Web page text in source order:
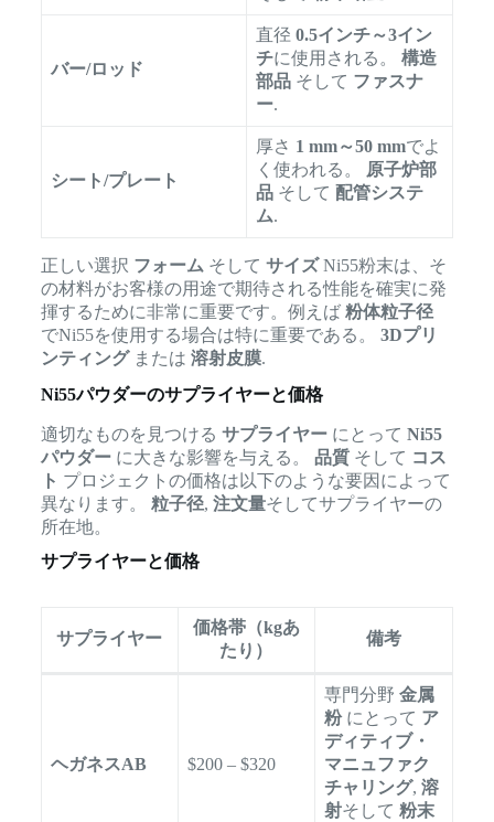
バー/ロッド
直径 0.5インチ～3イン
チに使用される。 構造
部品そして ファスナ
ー.
シート/プレート
厚さ 1 mm～50 mmでよ
く使われる。
原子炉部
品そして 配管システ
ム.
正しい選択 フォーム そして サイズNi55粉末は、そ
の材料がお客様の用途で期待される性能を確実に発
揮するために非常に重要です。例えば 粉体粒子径
でNi55を使用する場合は特に重要である。 3Dプリ
ンティングまたは 溶射皮膜.
Ni55パウダーのサプライヤーと価格
適切なものを見つける サプライヤーにとって Ni55
パウダーに大きな影響を与える。 品質そして コス
ト プロジェクトの価格は以下のような要因によって
異なります。 粒子径, 注文量そしてサプライヤーの
所在地。
サプライヤーと価格
サプライヤー
価格帯（kgあ
たり）
備考
ヘガネスAB $200 – $320
専門分野 金属
粉にとって ア
ディティブ・
マニュファク
チャリング, 溶
射そして 粉末